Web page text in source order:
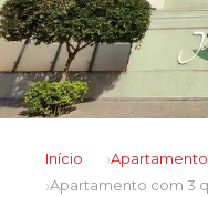
Início Apartamento